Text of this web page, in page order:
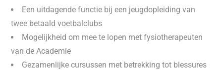
Een uitdagende functie bij een jeugdopleiding van
twee betaald voetbalclubs
Mogelijkheid om mee te lopen met fysiotherapeuten
van de Academie
Gezamenlijke cursussen met betrekking tot blessures